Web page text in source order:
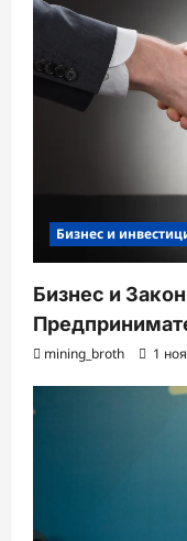
Бизнес и
Бизнес и
mining_broth 1